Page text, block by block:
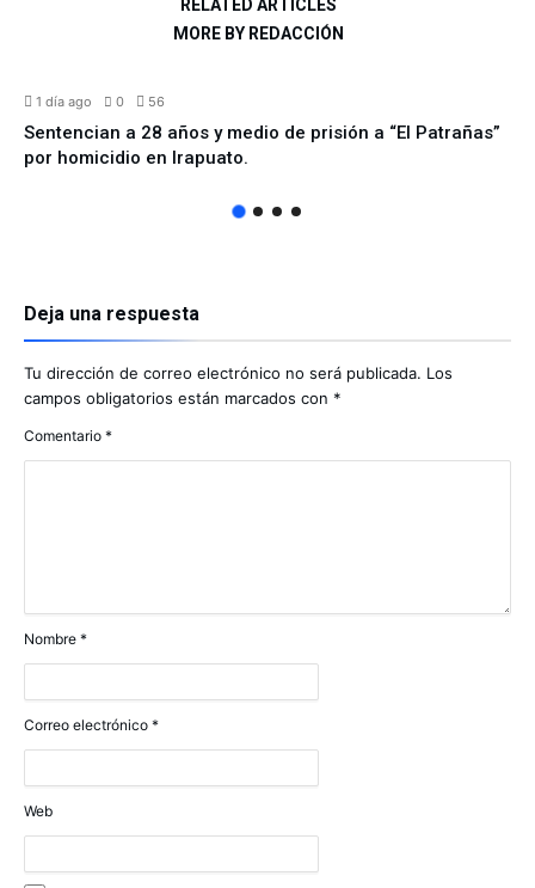
RELATED ARTICLES
MORE BY REDACCIÓN
1 día ago 0 56
Sentencian a 28 años y medio de prisión a “El Patrañas”
por homicidio en Irapuato.
Deja una respuesta
Tu dirección de correo electrónico no será publicada. Los
campos obligatorios están marcados con *
Comentario *
Nombre *
Correo electrónico *
Web